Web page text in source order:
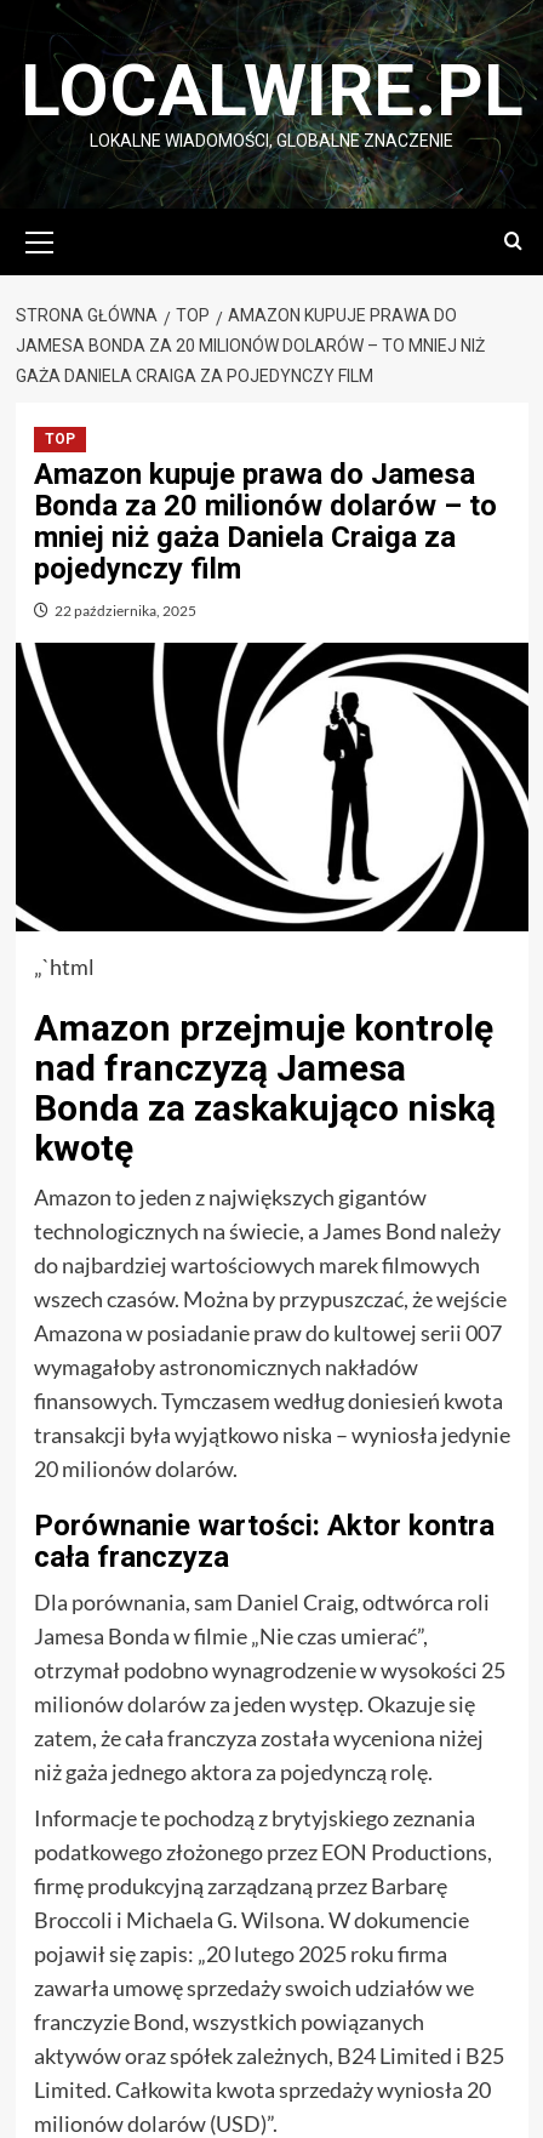
Przejdź
LOCALWIRE.PL
LOKALNE WIADOMOŚCI, GLOBALNE ZNACZENIE
główne
STRONA GŁÓWNA TOP
AMAZON KUPUJE PRAWA DO
JAMESA BONDA ZA 20 MILIONÓW DOLARÓW – TO MNIEJ NIŻ
GAŻA DANIELA CRAIGA ZA POJEDYNCZY FILM
TOP
Amazon kupuje prawa do Jamesa
Bonda za 20 milionów dolarów – to
mniej niż gaża Daniela Craiga za
pojedynczy film
22 października, 2025
„`html
Amazon przejmuje kontrolę
nad franczyzą Jamesa
Bonda za zaskakująco niską
kwotę
Amazon to jeden z największych gigantów
technologicznych na świecie, a James Bond należy
do najbardziej wartościowych marek filmowych
wszech czasów. Można by przypuszczać, że wejście
Amazona w posiadanie praw do kultowej serii 007
wymagałoby astronomicznych nakładów
finansowych. Tymczasem według doniesień kwota
transakcji była wyjątkowo niska – wyniosła jedynie
20 milionów dolarów.
Porównanie wartości: Aktor kontra
cała franczyza
Dla porównania, sam Daniel Craig, odtwórca roli
Jamesa Bonda w filmie „Nie czas umierać”,
otrzymał podobno wynagrodzenie w wysokości 25
milionów dolarów za jeden występ. Okazuje się
zatem, że cała franczyza została wyceniona niżej
niż gaża jednego aktora za pojedynczą rolę.
Informacje te pochodzą z brytyjskiego zeznania
podatkowego złożonego przez EON Productions,
firmę produkcyjną zarządzaną przez Barbarę
Broccoli i Michaela G. Wilsona. W dokumencie
pojawił się zapis: „20 lutego 2025 roku firma
zawarła umowę sprzedaży swoich udziałów we
franczyzie Bond, wszystkich powiązanych
aktywów oraz spółek zależnych, B24 Limited i B25
Limited. Całkowita kwota sprzedaży wyniosła 20
milionów dolarów (USD)”.